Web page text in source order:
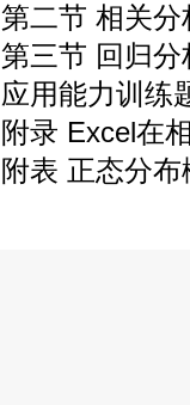
第二节 相关分
第三节 回归分
应用能力训练
附录 Excel在
附表 正态分